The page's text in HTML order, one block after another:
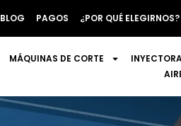
BLOG PAGOS ¿POR QUÉ ELEGIRNOS?
MÁQUINAS DE CORTE